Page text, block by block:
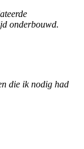
onderbouwd.
die ik nodig had